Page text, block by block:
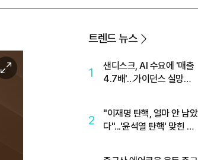
미
트렌드 뉴스
1
샌디스크, AI 수요에 '매출
4.7배'…가이던스 실망에
2
"이재명 탄핵, 얼마 안 남았
다"...'윤석열 탄핵' 맞힌 무